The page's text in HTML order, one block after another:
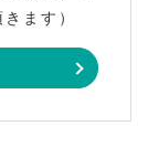
ます）